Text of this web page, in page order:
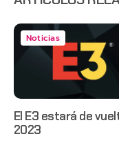
Noticias
El E3 estará de
2023